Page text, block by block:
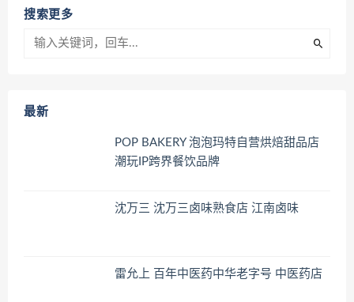
搜索更多
最新
POP BAKERY 泡泡玛特自营烘焙甜品店
潮玩IP跨界餐饮品牌
沈万三 沈万三卤味熟食店 江南卤味
雷允上 百年中医药中华老字号 中医药店